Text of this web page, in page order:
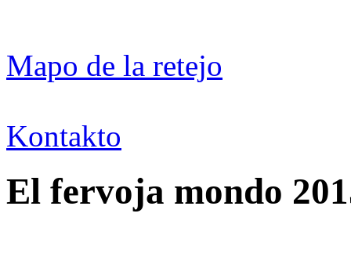
Mapo de la retejo
Kontakto
El fervoja mondo